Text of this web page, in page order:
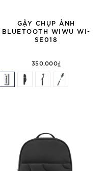
GẬY CHỤP ẢNH
BLUETOOTH WIWU WI-
SE018
350.000₫